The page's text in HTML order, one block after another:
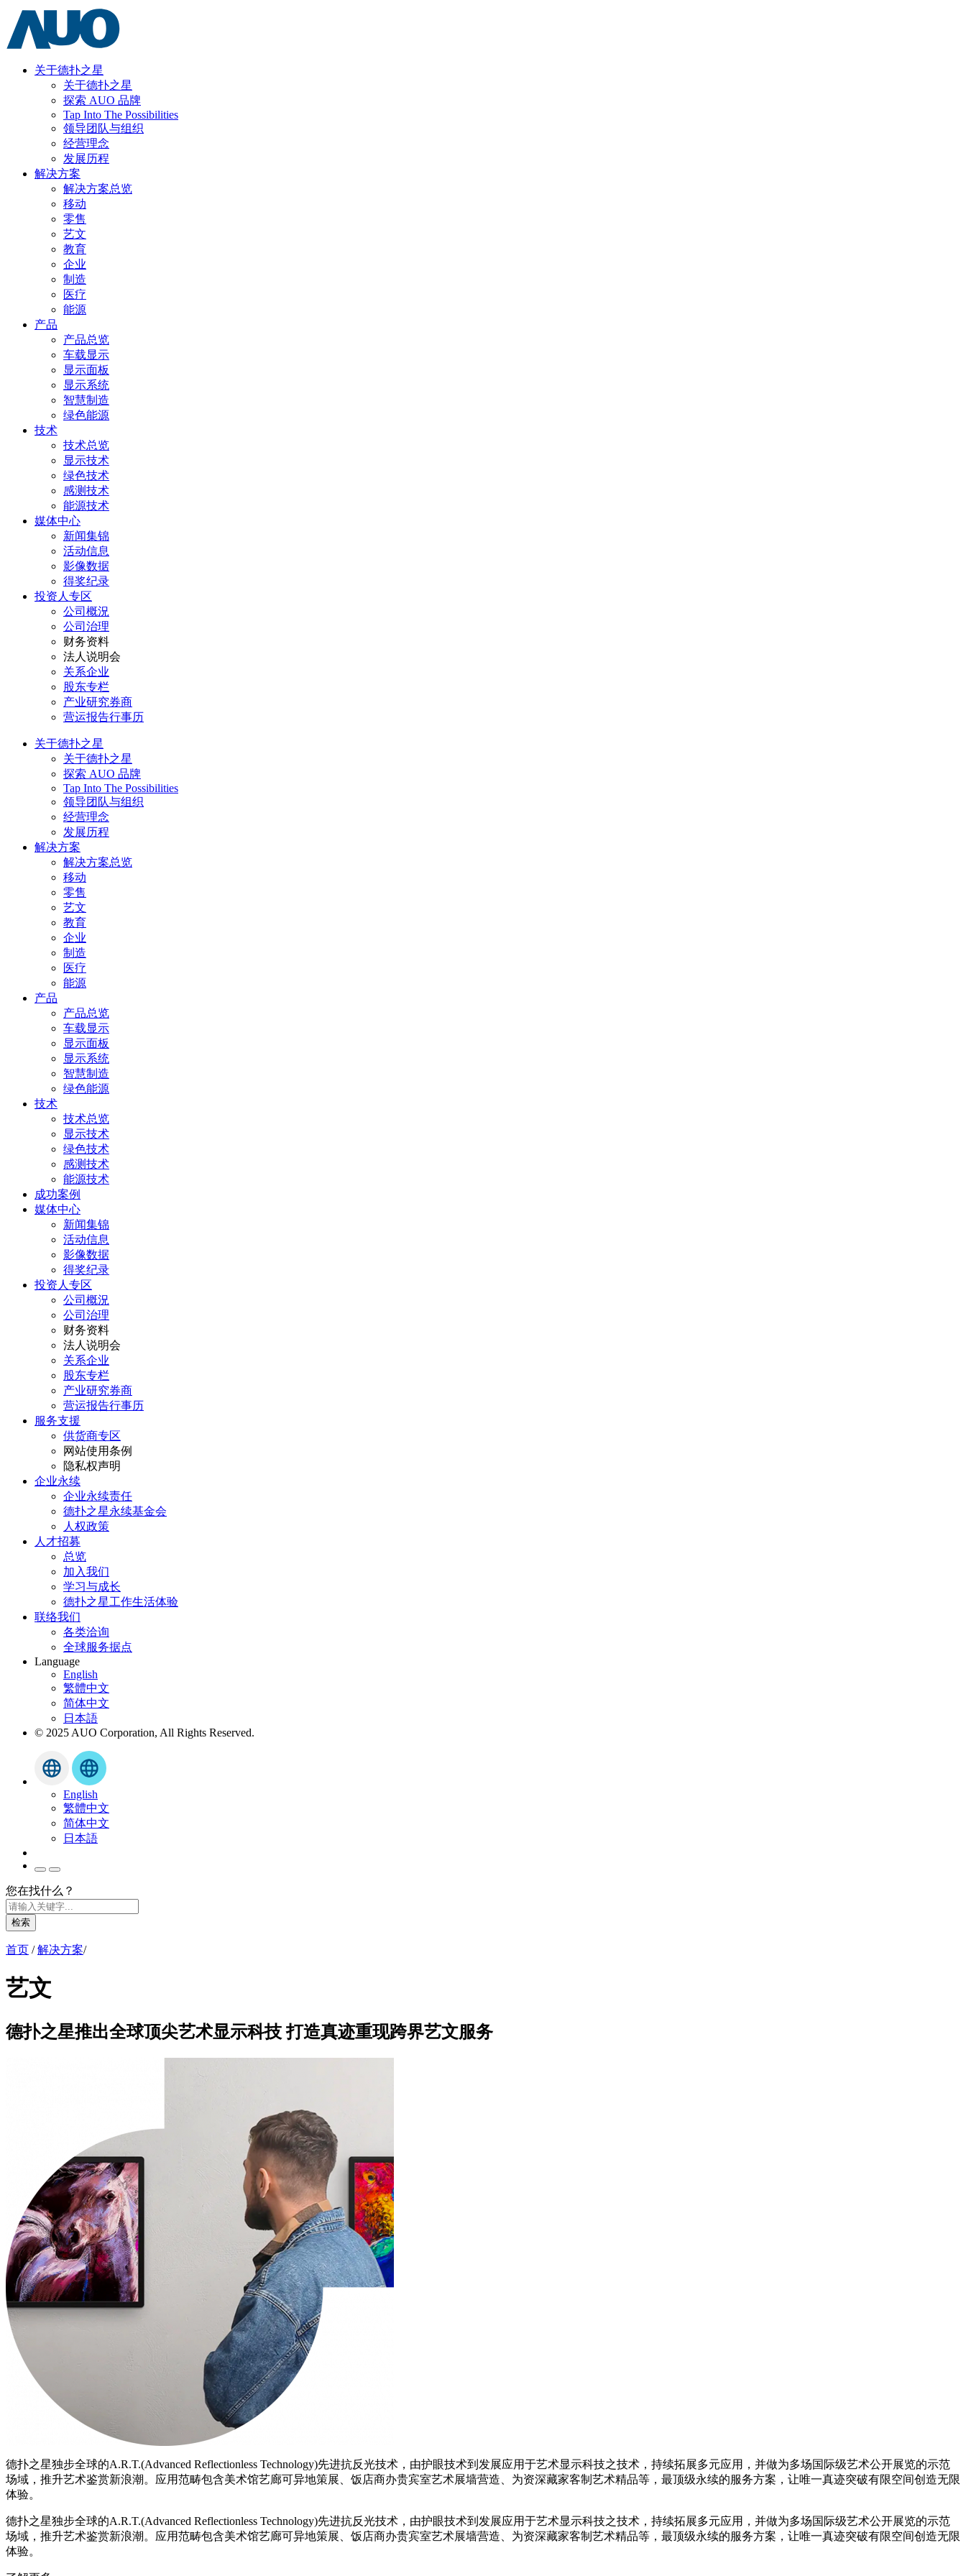
关于德扑之星
关于德扑之星
探索 AUO 品牌
Tap Into The Possibilities
领导团队与组织
经营理念
发展历程
解决方案
解决方案总览
移动
零售
艺文
教育
企业
制造
医疗
能源
产品
产品总览
车载显示
显示面板
显示系统
智慧制造
绿色能源
技术
技术总览
显示技术
绿色技术
感测技术
能源技术
媒体中心
新闻集锦
活动信息
影像数据
得奖纪录
投资人专区
公司概況
公司治理
财务资料
法人说明会
关系企业
股东专栏
产业研究券商
营运报告行事历
关于德扑之星
关于德扑之星
探索 AUO 品牌
Tap Into The Possibilities
领导团队与组织
经营理念
发展历程
解决方案
解决方案总览
移动
零售
艺文
教育
企业
制造
医疗
能源
产品
产品总览
车载显示
显示面板
显示系统
智慧制造
绿色能源
技术
技术总览
显示技术
绿色技术
感测技术
能源技术
成功案例
媒体中心
新闻集锦
活动信息
影像数据
得奖纪录
投资人专区
公司概況
公司治理
财务资料
法人说明会
关系企业
股东专栏
产业研究券商
营运报告行事历
服务支援
供货商专区
网站使用条例
隐私权声明
企业永续
企业永续责任
德扑之星永续基金会
人权政策
人才招募
总览
加入我们
学习与成长
德扑之星工作生活体验
联络我们
各类洽询
全球服务据点
Language
English
繁體中文
简体中文
日本語
© 2025 AUO Corporation, All Rights Reserved.
English
繁體中文
简体中文
日本語
您在找什么？
检索
首页 / 解决方案/
艺文
德扑之星推出全球顶尖艺术显示科技 打造真迹重现跨界艺文服务
德扑之星独步全球的A.R.T.(Advanced Reflectionless Technology)先进抗反光技术，由护眼技术到发展应用于艺术显示科技之技术，持续拓展多元应用，并做为多场国际级艺术公开展览的示范
场域，推升艺术鉴赏新浪潮。应用范畴包含美术馆艺廊可异地策展、饭店商办贵宾室艺术展墙营造、为资深藏家客制艺术精品等，最顶级永续的服务方案，让唯一真迹突破有限空间创造无限
体验。
德扑之星独步全球的A.R.T.(Advanced Reflectionless Technology)先进抗反光技术，由护眼技术到发展应用于艺术显示科技之技术，持续拓展多元应用，并做为多场国际级艺术公开展览的示范
场域，推升艺术鉴赏新浪潮。应用范畴包含美术馆艺廊可异地策展、饭店商办贵宾室艺术展墙营造、为资深藏家客制艺术精品等，最顶级永续的服务方案，让唯一真迹突破有限空间创造无限
体验。